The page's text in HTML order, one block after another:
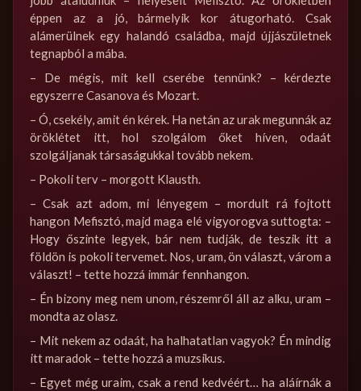
éppen az a jó, bármelyik kor átugorható. Csak
alámerülnek egy halandó családba, majd újjászületnek
tegnapból a mába.
– De mégis, mit kell cserébe tennünk? – kérdezte
egyszerre Casanova és Mozart.
– Ó, csekély, amit én kérek. Ha netán az urak megunnák az
öröklétet itt, hol szolgálom őket híven, odaát
szolgáljanak társaságukkal tovább nekem.
– Pokoli terv – morgott Klausth.
– Csak azt adom, mi lényegem – mordult rá fojtott
hangon Mefisztó, majd maga elé vigyorogva suttogta: –
Hogy őszinte legyek, bár nem tudják, de teszik itt a
földön is pokoli tervemet. Nos, uram, ön választ, várom a
választ! – tette hozzá immár fennhangon.
– Én bizony meg nem unom, részemről áll az alku, uram –
mondta az olasz.
– Mit nekem az odaát, ha halhatatlan vagyok? Én mindig
itt maradok – tette hozzá a muzsikus.
– Egyet még uraim, csak a rend kedvéért… ha aláírnák a